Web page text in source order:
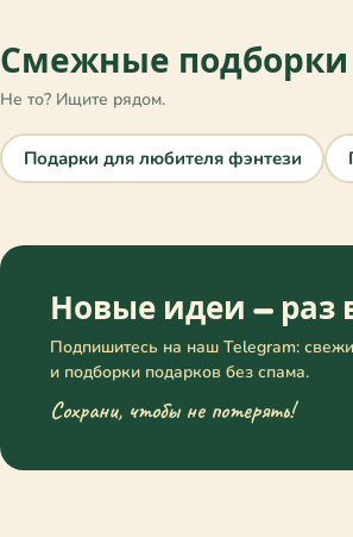
✓ Практикующий йогу
✓ Практичный
Ребёнок
Родитель
✓ Руководитель
Семья
Сладкоежка
Спортсмен
Студент
Фандомщик
Смежные подборки
Не то? Ищите рядом.
Подарки для любителя фэнтези
Новые идеи — раз
Подпишитесь на наш Telegram:
и подборки подарков без спама.
Сохрани, чтобы не потерять!